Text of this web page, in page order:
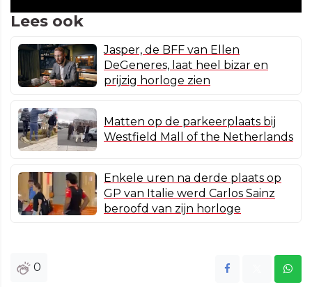
Lees ook
Jasper, de BFF van Ellen
DeGeneres, laat heel bizar en
prijzig horloge zien
Matten op de parkeerplaats bij
Westfield Mall of the Netherlands
Enkele uren na derde plaats op
GP van Italie werd Carlos Sainz
beroofd van zijn horloge
0